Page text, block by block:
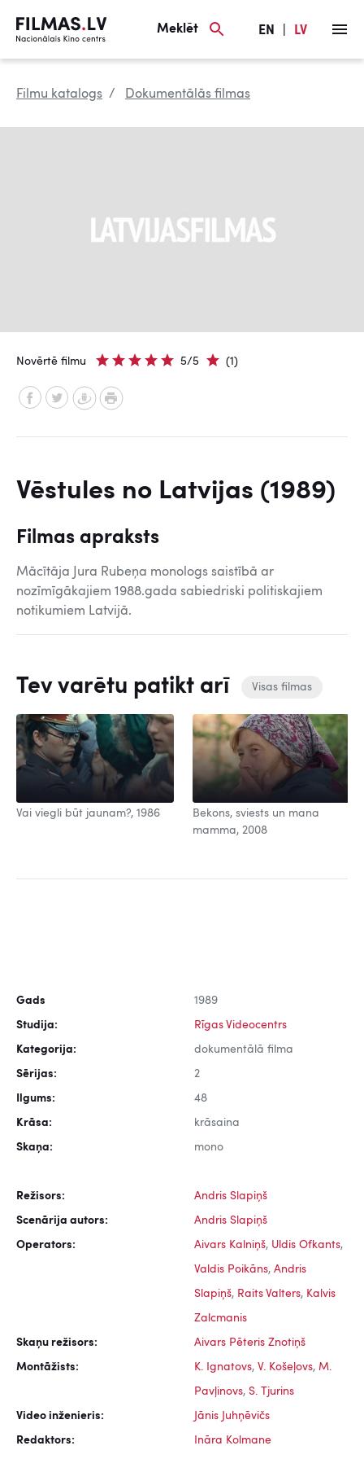
Meklēt EN LV
Filmu katalogs Dokumentālās filmas
Novērtē filmu 5/5 (1)
Vēstules no Latvijas (1989)
Filmas apraksts
Mācītāja Jura Rubeņa monologs saistībā ar
nozīmīgākajiem 1988.gada sabiedriski politiskajiem
notikumiem Latvijā.
Tev varētu patikt arī Visas filmas
Vai viegli būt jaunam?, 1986
Bekons, sviests un mana
mamma, 2008
Gads 1989
Studija: Rīgas Videocentrs
Kategorija: dokumentālā filma
Sērijas: 2
Ilgums: 48
Krāsa: krāsaina
Skaņa: mono
Režisors: Andris Slapiņš
Scenārija autors: Andris Slapiņš
Operators: Aivars Kalniņš, Uldis Ofkants,
Valdis Poikāns, Andris
Slapiņš, Raits Valters, Kalvis
Zalcmanis
Skaņu režisors: Aivars Pēteris Znotiņš
Montāžists: K. Ignatovs, V. Košeļovs, M.
Pavļinovs, S. Tjurins
Video inženieris: Jānis Juhņēvičs
Redaktors: Ināra Kolmane